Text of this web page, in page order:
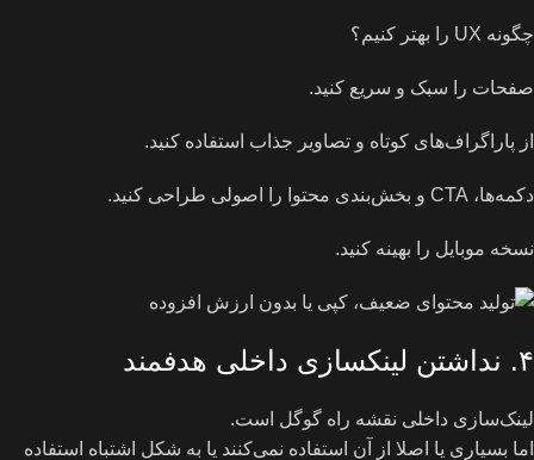
چگونه UX را بهتر کنیم؟
صفحات را سبک و سریع کنید.
از پاراگراف‌های کوتاه و تصاویر جذاب استفاده کنید.
دکمه‌ها، CTA و بخش‌بندی محتوا را اصولی طراحی کنید.
نسخه موبایل را بهینه کنید.
۴. نداشتن لینکسازی داخلی هدفمند
لینک‌سازی داخلی نقشه راه گوگل است.
اما بسیاری یا اصلا از آن استفاده نمی‌کنند یا به شکل اشتباه استفاده